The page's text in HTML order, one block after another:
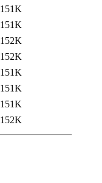
151K
151K
152K
152K
151K
151K
151K
152K